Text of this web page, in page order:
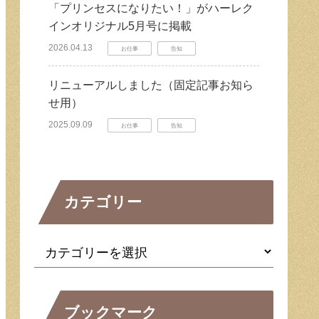
「プリンセスになりたい！」がハーレク
インオリジナル5月号に掲載
2026.04.13 お仕事 告知
リニューアルしました（固定記事お知ら
せ用）
2025.09.09 お仕事 告知
カテゴリー
ブックマーク